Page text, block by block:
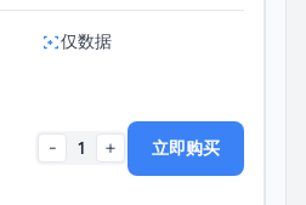
仅数据
- 1 + 立即购买